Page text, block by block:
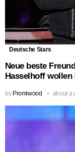
Deutsche Stars
Neue beste
Hasselhoff wollen
by Promiwood about a